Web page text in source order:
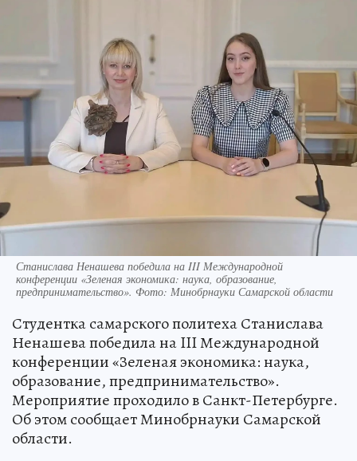
Станислава Ненашева победила на III Международной
конференции «Зеленая экономика: наука, образование,
предпринимательство». Фото: Минобрнауки Самарской области
Студентка самарского политеха Станислава
Ненашева победила на III Международной
конференции «Зеленая экономика: наука,
образование, предпринимательство».
Мероприятие проходило в Санкт-Петербурге.
Об этом сообщает Минобрнауки Самарской
области.